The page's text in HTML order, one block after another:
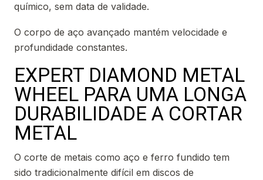
químico, sem data de validade.
O corpo de aço avançado mantém velocidade e
profundidade constantes.
EXPERT DIAMOND METAL
WHEEL PARA UMA LONGA
DURABILIDADE A CORTAR
METAL
O corte de metais como aço e ferro fundido tem
sido tradicionalmente difícil em discos de